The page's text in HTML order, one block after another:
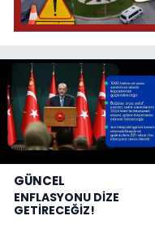
GÜNCEL
ENFLASYONU DİZE
GETİRECEĞİZ!